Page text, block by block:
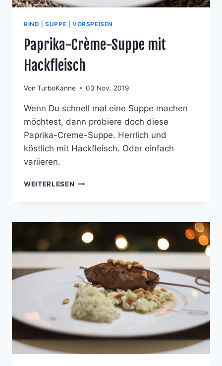
RIND |SUPPE VORSPEISEN
Paprika-Crème-Suppe mit
Hackfleisch
Von TurboKanne 03 Nov. 2019
Wenn Du schnell mal eine Suppe machen
möchtest, dann probiere doch diese
Paprika-Creme-Suppe. Herrlich und
köstlich mit Hackfleisch. Oder einfach
variieren.
WEITERLESEN PAPRIKA-
HACKFLEISCH